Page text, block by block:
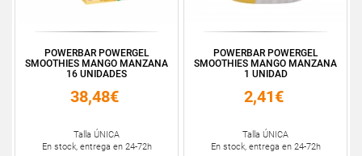
POWERBAR POWERGEL
SMOOTHIES MANGO MANZANA
16 UNIDADES
38,48€
Talla ÚNICA
En stock, entrega en 24-72h
POWERBAR POWERGEL
SMOOTHIES MANGO MANZANA
1 UNIDAD
2,41€
Talla ÚNICA
En stock, entrega en 24-72h